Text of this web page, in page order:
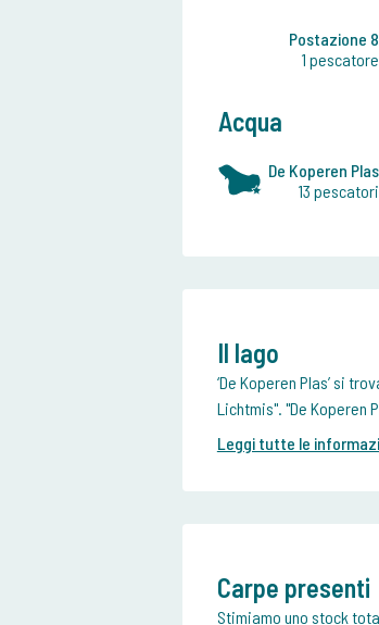
Postazione 8
1 pescatore
Acqua
De Koperen Plas
13 pescatori
Il lago
‘De Koperen Plas’ si
Lichtmis". "De Koperen
Leggi tutte le
Carpe presenti
Stimiamo uno stock